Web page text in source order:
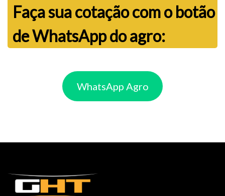
Faça sua cotação com o botão
de WhatsApp do agro:
WhatsApp Agro